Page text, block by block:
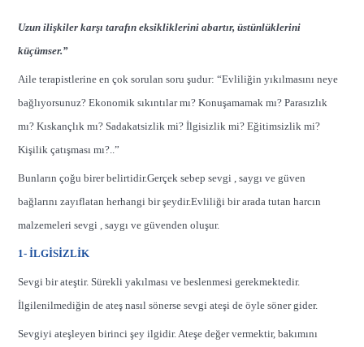
Uzun ilişkiler karşı tarafın eksikliklerini abartır, üstünlüklerini
küçümser.”
Aile terapistlerine en çok sorulan soru şudur: “Evliliğin yıkılmasını neye
bağlıyorsunuz? Ekonomik sıkıntılar mı? Konuşamamak mı? Parasızlık
mı? Kıskançlık mı? Sadakatsizlik mi? İlgisizlik mi? Eğitimsizlik mi?
Kişilik çatışması mı?..”
Bunların çoğu birer belirtidir.Gerçek sebep sevgi , saygı ve güven
bağlarını zayıflatan herhangi bir şeydir.Evliliği bir arada tutan harcın
malzemeleri sevgi , saygı ve güvenden oluşur.
1- İLGİSİZLİK
Sevgi bir ateştir. Sürekli yakılması ve beslenmesi gerekmektedir.
İlgilenilmediğin de ateş nasıl sönerse sevgi ateşi de öyle söner gider.
Sevgiyi ateşleyen birinci şey ilgidir. Ateşe değer vermektir, bakımını